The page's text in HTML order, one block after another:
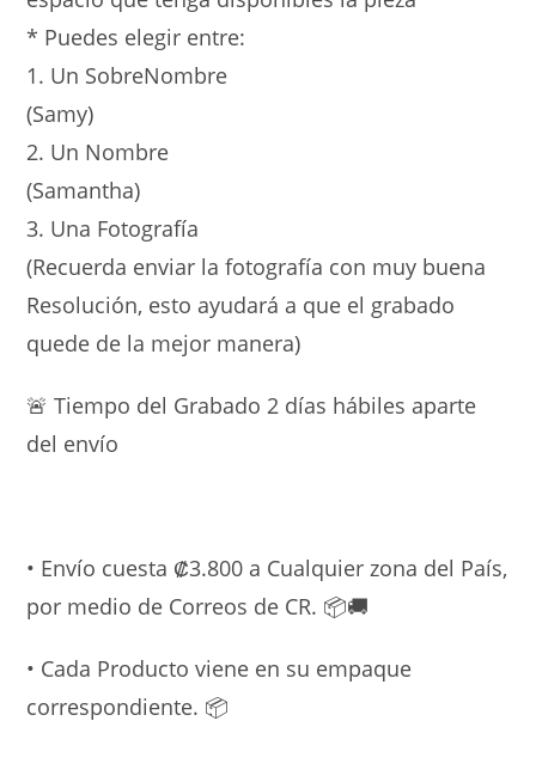
* Puedes elegir entre:
1. Un SobreNombre
(Samy)
2. Un Nombre
(Samantha)
3. Una Fotografía
(Recuerda enviar la fotografía con muy buena
Resolución, esto ayudará a que el grabado
quede de la mejor manera)
🚨 Tiempo del Grabado 2 días hábiles aparte
del envío
• Envío cuesta ₡3.800 a Cualquier zona del País,
por medio de Correos de CR. 📦🚚
• Cada Producto viene en su empaque
correspondiente. 📦